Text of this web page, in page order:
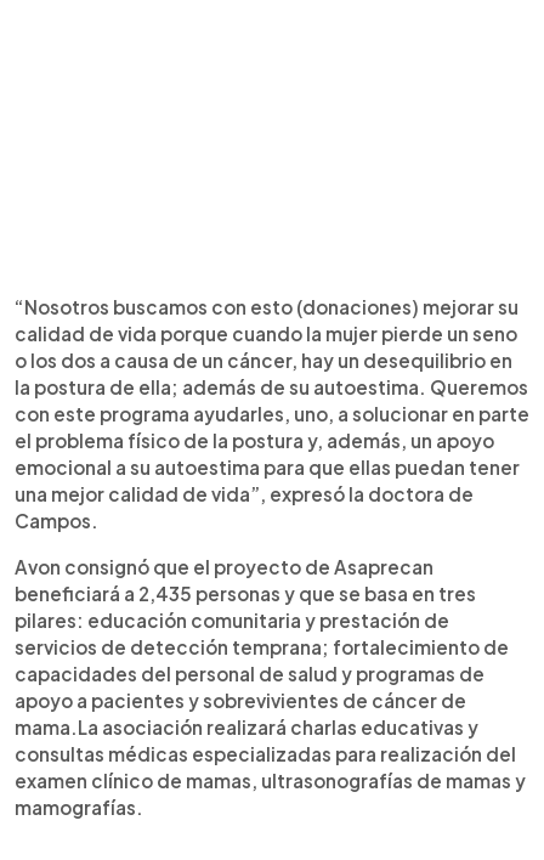
“Nosotros buscamos con esto (donaciones) mejorar su
calidad de vida porque cuando la mujer pierde un seno
o los dos a causa de un cáncer, hay un desequilibrio en
la postura de ella; además de su autoestima. Queremos
con este programa ayudarles, uno, a solucionar en parte
el problema físico de la postura y, además, un apoyo
emocional a su autoestima para que ellas puedan tener
una mejor calidad de vida”, expresó la doctora de
Campos.
Avon consignó que el proyecto de Asaprecan
beneficiará a 2,435 personas y que se basa en tres
pilares: educación comunitaria y prestación de
servicios de detección temprana; fortalecimiento de
capacidades del personal de salud y programas de
apoyo a pacientes y sobrevivientes de cáncer de
mama.La asociación realizará charlas educativas y
consultas médicas especializadas para realización del
examen clínico de mamas, ultrasonografías de mamas y
mamografías.